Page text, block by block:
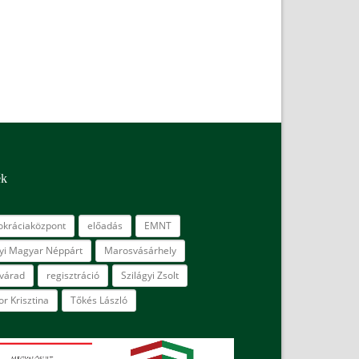
előadás
EMNT
Magyar Néppárt
Marosvásárhely
regisztráció
Szilágyi Zsolt
Krisztina
Tőkés László